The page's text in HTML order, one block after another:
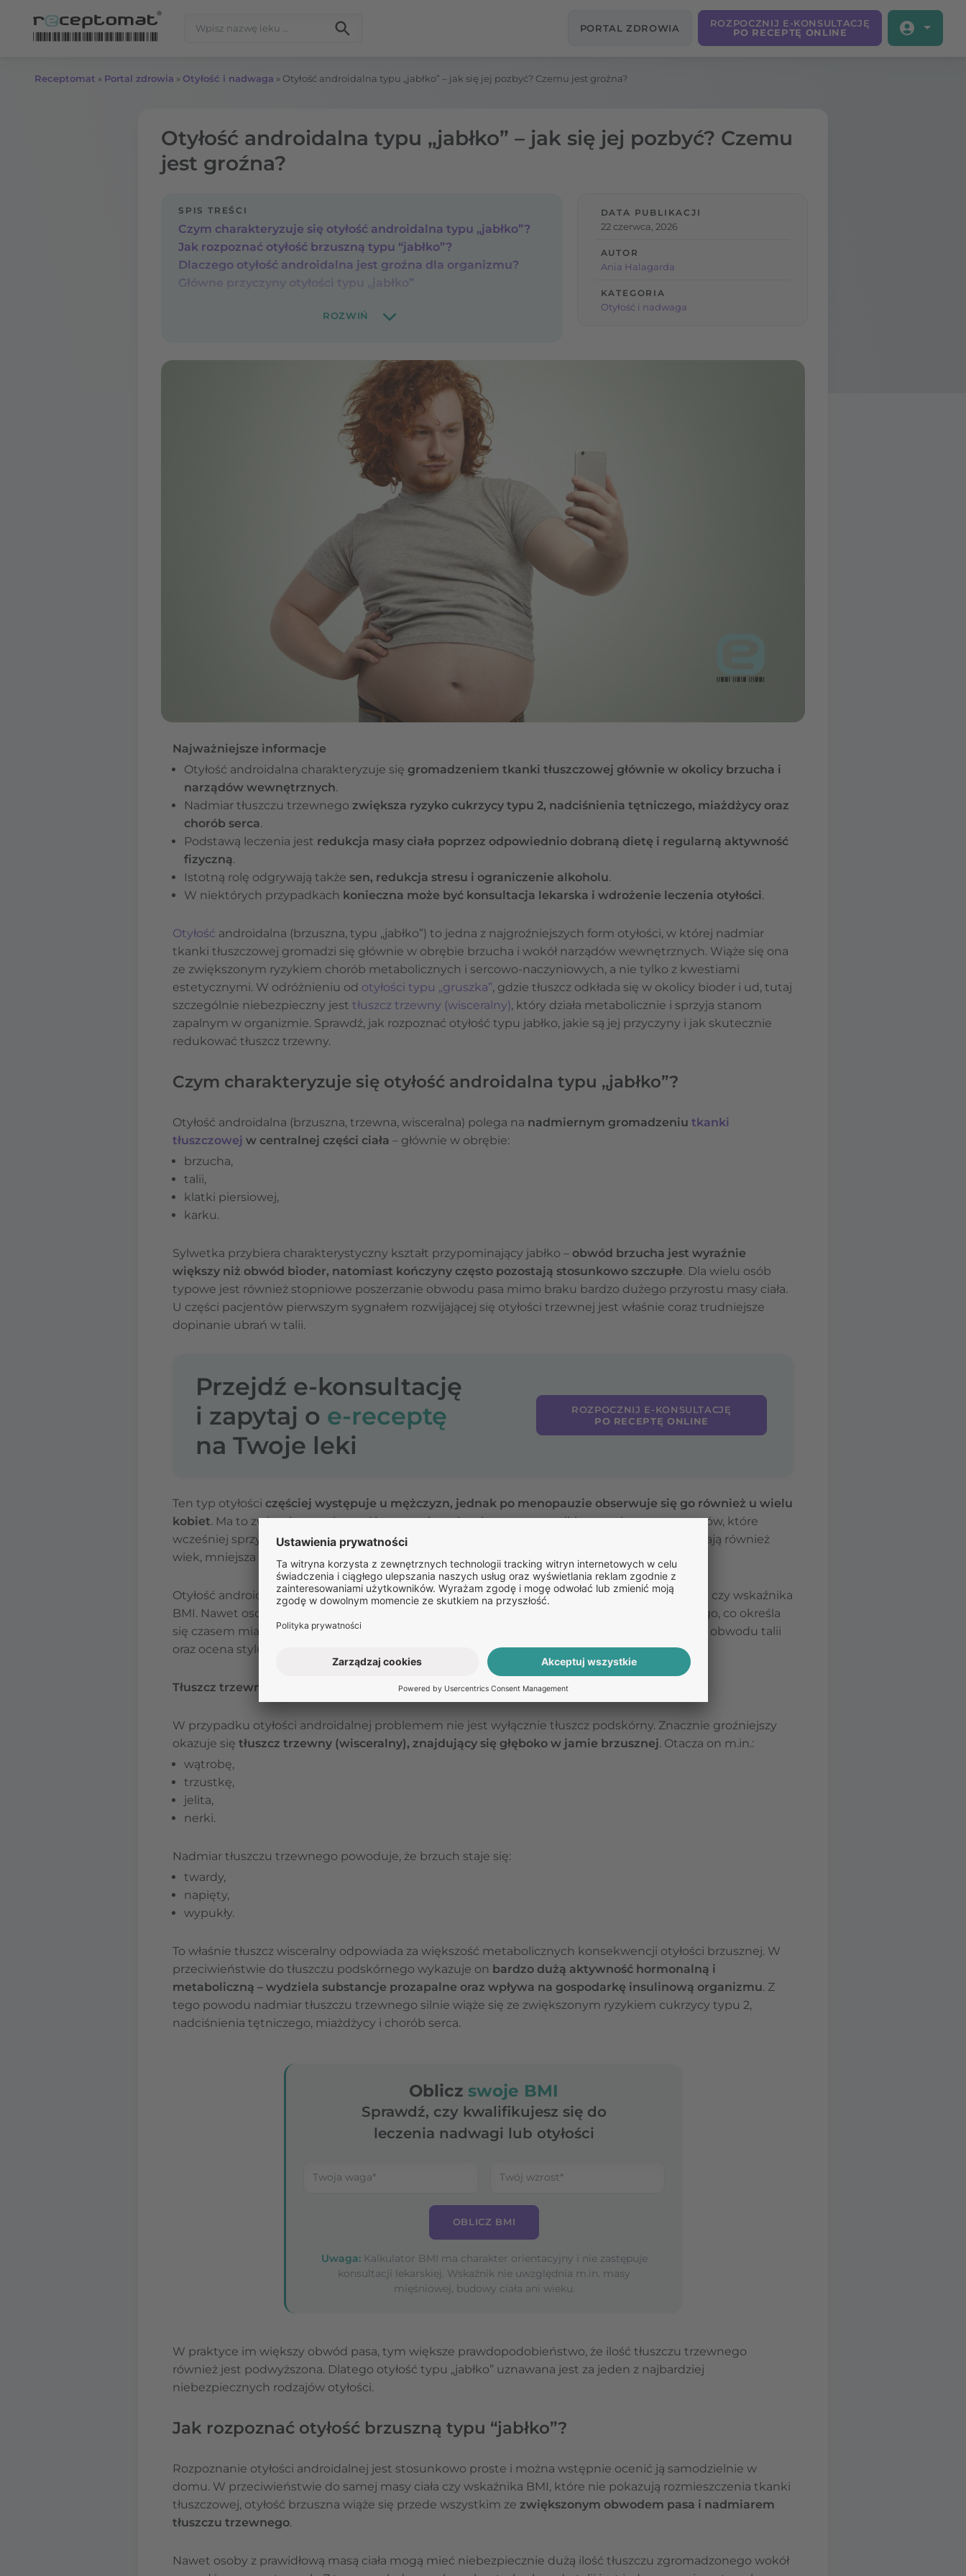
PORTAL ZDROWIA
ROZPOCZNIJ E-KONSULTACJĘ
PO RECEPTĘ ONLINE
Receptomat » Portal zdrowia » Otyłość i nadwaga » Otyłość androidalna typu „jabłko” – jak się jej pozbyć? Czemu jest groźna?
Otyłość androidalna typu „jabłko” – jak się jej pozbyć? Czemu
jest groźna?
SPIS TREŚCI
Czym charakteryzuje się otyłość androidalna typu „jabłko”?
Jak rozpoznać otyłość brzuszną typu “jabłko”?
Dlaczego otyłość androidalna jest groźna dla organizmu?
Główne przyczyny otyłości typu „jabłko”
DATA PUBLIKACJI
22 czerwca, 2026
AUTOR
Ania Halagarda
KATEGORIA
Otyłość i nadwaga
Najważniejsze informacje
Otyłość androidalna charakteryzuje się gromadzeniem tkanki tłuszczowej głównie w okolicy brzucha i
narządów wewnętrznych.
Nadmiar tłuszczu trzewnego zwiększa ryzyko cukrzycy typu 2, nadciśnienia tętniczego, miażdżycy oraz
chorób serca.
Podstawą leczenia jest redukcja masy ciała poprzez odpowiednio dobraną dietę i regularną aktywność
fizyczną.
Istotną rolę odgrywają także sen, redukcja stresu i ograniczenie alkoholu.
W niektórych przypadkach konieczna może być konsultacja lekarska i wdrożenie leczenia otyłości.
Otyłość androidalna (brzuszna, typu „jabłko”) to jedna z najgroźniejszych form otyłości, w której nadmiar
tkanki tłuszczowej gromadzi się głównie w obrębie brzucha i wokół narządów wewnętrznych. Wiąże się ona
ze zwiększonym ryzykiem chorób metabolicznych i sercowo-naczyniowych, a nie tylko z kwestiami
estetycznymi. W odróżnieniu od otyłości typu „gruszka”, gdzie tłuszcz odkłada się w okolicy bioder i ud, tutaj
szczególnie niebezpieczny jest tłuszcz trzewny (wisceralny), który działa metabolicznie i sprzyja stanom
zapalnym w organizmie. Sprawdź, jak rozpoznać otyłość typu jabłko, jakie są jej przyczyny i jak skutecznie
redukować tłuszcz trzewny.
Czym charakteryzuje się otyłość androidalna typu „jabłko”?
Otyłość androidalna (brzuszna, trzewna, wisceralna) polega na nadmiernym gromadzeniu tkanki
tłuszczowej w centralnej części ciała – głównie w obrębie:
brzucha,
talii,
klatki piersiowej,
karku.
Sylwetka przybiera charakterystyczny kształt przypominający jabłko – obwód brzucha jest wyraźnie
większy niż obwód bioder, natomiast kończyny często pozostają stosunkowo szczupłe. Dla wielu osób
typowe jest również stopniowe poszerzanie obwodu pasa mimo braku bardzo dużego przyrostu masy ciała.
U części pacjentów pierwszym sygnałem rozwijającej się otyłości trzewnej jest właśnie coraz trudniejsze
dopinanie ubrań w talii.
Przejdź e-konsultację
i zapytaj o e-receptę
na Twoje leki
ROZPOCZNIJ E-KONSULTACJĘ
PO RECEPTĘ ONLINE
Ten typ otyłości częściej występuje u mężczyzn, jednak po menopauzie obserwuje się go również u wielu
kobiet. Ma to związek ze zmianami hormonalnymi, zwłaszcza ze spadkiem poziomu estrogenów, które
wcześniej sprzyjały odkładaniu tkanki tłuszczowej głównie w okolicy bioder i ud. Znaczenie mają również
wiek, mniejsza aktywność fizyczna oraz stopniowe spowolnienie metabolizmu.
Otyłość androidalna (typu jabłko) nie zawsze jest widoczna wyłącznie na podstawie masy ciała czy wskaźnika
BMI. Nawet osoby z pozornie prawidłową wagą mogą mieć nadmierną ilość tłuszczu trzewnego, co określa
się czasem mianem otyłości metabolicznej. Z tego względu tak ważna jest regularna kontrola obwodu talii
oraz ocena stylu życia i parametrów metabolicznych.
Tłuszcz trzewny a tłuszcz podskórny
W przypadku otyłości androidalnej problemem nie jest wyłącznie tłuszcz podskórny. Znacznie groźniejszy
okazuje się tłuszcz trzewny (wisceralny), znajdujący się głęboko w jamie brzusznej. Otacza on m.in.:
wątrobę,
trzustkę,
jelita,
nerki.
Nadmiar tłuszczu trzewnego powoduje, że brzuch staje się:
twardy,
napięty,
wypukły.
To właśnie tłuszcz wisceralny odpowiada za większość metabolicznych konsekwencji otyłości brzusznej. W
przeciwieństwie do tłuszczu podskórnego wykazuje on bardzo dużą aktywność hormonalną i
metaboliczną – wydziela substancje prozapalne oraz wpływa na gospodarkę insulinową organizmu. Z
tego powodu nadmiar tłuszczu trzewnego silnie wiąże się ze zwiększonym ryzykiem cukrzycy typu 2,
nadciśnienia tętniczego, miażdżycy i chorób serca.
Obliczswoje BMI
Sprawdź, czy kwalifikujesz się do
leczenia nadwagi lub otyłości
OBLICZ BMI
Uwaga:Kalkulator BMI ma charakter orientacyjny i nie zastępuje
konsultacji lekarskiej. Wskaźnik nie uwzględnia m.in. masy
mięśniowej, budowy ciała ani wieku.
W praktyce im większy obwód pasa, tym większe prawdopodobieństwo, że ilość tłuszczu trzewnego
również jest podwyższona. Dlatego otyłość typu „jabłko” uznawana jest za jeden z najbardziej
niebezpiecznych rodzajów otyłości.
Jak rozpoznać otyłość brzuszną typu “jabłko”?
Rozpoznanie otyłości androidalnej jest stosunkowo proste i można wstępnie ocenić ją samodzielnie w
domu. W przeciwieństwie do samej masy ciała czy wskaźnika BMI, które nie pokazują rozmieszczenia tkanki
tłuszczowej, otyłość brzuszna wiąże się przede wszystkim ze zwiększonym obwodem pasa i nadmiarem
tłuszczu trzewnego.
Nawet osoby z prawidłową masą ciała mogą mieć niebezpiecznie dużą ilość tłuszczu zgromadzonego wokół